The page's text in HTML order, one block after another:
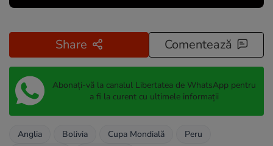
Share Comentează
Abonați-vă la canalul Libertatea de WhatsApp pentru
a fi la curent cu ultimele informații
Anglia Bolivia Cupa Mondială
Peru